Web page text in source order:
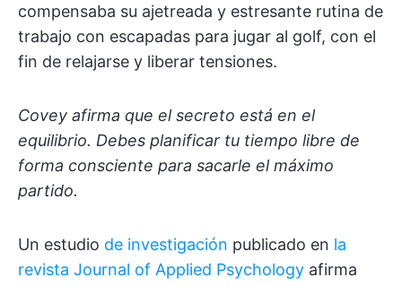
compensaba su ajetreada y estresante rutina de
trabajo con escapadas para jugar al golf, con el
fin de relajarse y liberar tensiones.
Covey afirma que el secreto está en el
equilibrio. Debes planificar tu tiempo libre de
forma consciente para sacarle el máximo
partido.
Un estudio de investigación publicado en la
revista Journal of Applied Psychology afirma